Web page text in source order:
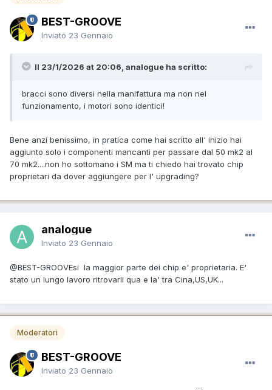
BEST-GROOVE
Inviato 23 Gennaio
Il 23/1/2026 at 20:06, analogue ha scritto:
bracci sono diversi nella manifattura ma non nel
funzionamento, i motori sono identici!
Bene anzi benissimo, in pratica come hai scritto all' inizio hai
aggiunto solo i componenti mancanti per passare dal 50 mk2 al
70 mk2....non ho sottomano i SM ma ti chiedo hai trovato chip
proprietari da dover aggiungere per l' upgrading?
analogue
Inviato 23 Gennaio
@BEST-GROOVEsi la maggior parte dei chip e' proprietaria. E'
stato un lungo lavoro ritrovarli qua e la' tra Cina,US,UK...
Moderatori
BEST-GROOVE
Inviato 23 Gennaio